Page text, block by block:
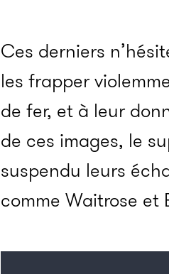
Ces derniers
les frapper
de fer, et à leur
de ces images, le
suspendu leurs
comme Waitrose et